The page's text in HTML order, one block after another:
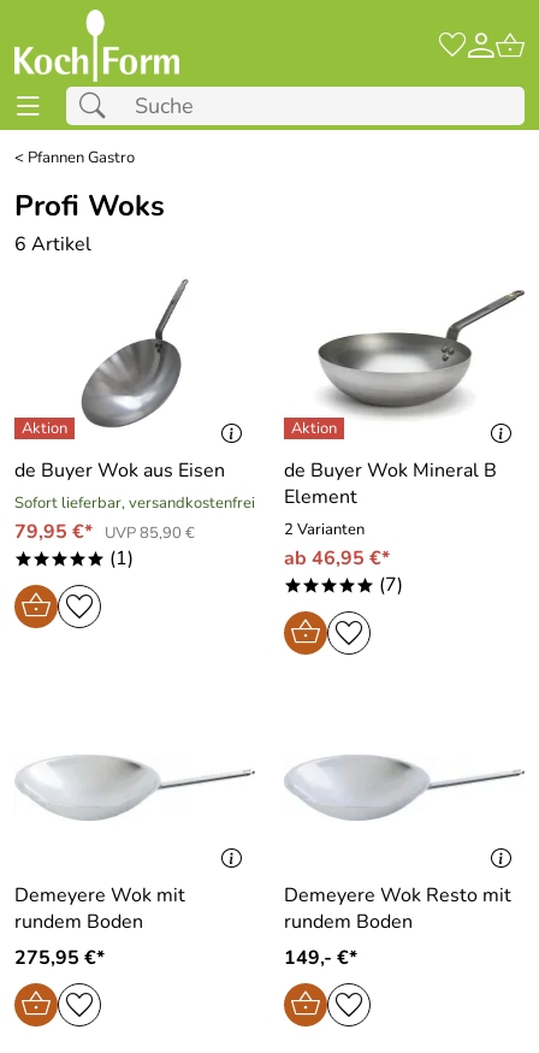
< Pfannen Gastro
Profi Woks
6 Artikel
de Buyer Wok aus Eisen
Sofort lieferbar, versandkostenfrei
79,95 €* UVP 85,90 €
***** (1)
de Buyer Wok Mineral B
Element
2 Varianten
ab 46,95 €*
***** (7)
Demeyere Wok mit
rundem Boden
275,95 €*
Demeyere Wok Resto mit
rundem Boden
149,- €*